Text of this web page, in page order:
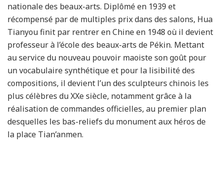
nationale des beaux-arts. Diplômé en 1939 et
récompensé par de multiples prix dans des salons, Hua
Tianyou finit par rentrer en Chine en 1948 où il devient
professeur à l’école des beaux-arts de Pékin. Mettant
au service du nouveau pouvoir maoiste son goût pour
un vocabulaire synthétique et pour la lisibilité des
compositions, il devient l’un des sculpteurs chinois les
plus célèbres du XXe siècle, notamment grâce à la
réalisation de commandes officielles, au premier plan
desquelles les bas-reliefs du monument aux héros de
la place Tian’anmen.